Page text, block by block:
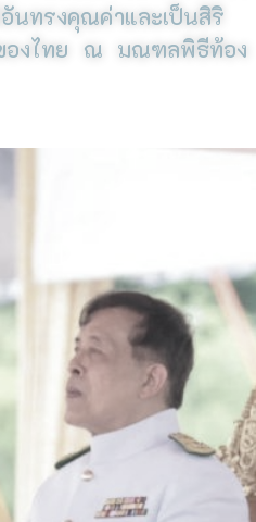
นทรงคุณค่าและเป็นสิริ
ของไทย ณ มณฑลพิธีท้อง